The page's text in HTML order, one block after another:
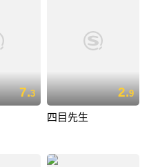
7.3 2.9
四目先生